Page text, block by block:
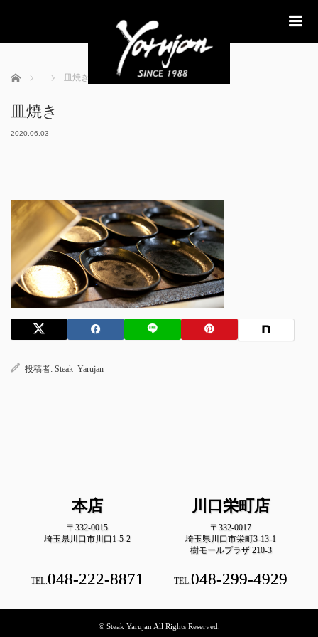
ホーム 皿焼き
皿焼き
2020.06.03
投稿者: Steak_Yarujan
本店
〒332-0015
埼玉県川口市川口1-5-2
TEL. 048-222-8871
川口栄町店
〒332-0017
埼玉県川口市栄町3-13-1
樹モールプラザ 210-3
TEL.048-299-4929
© Steak Yarujan All Rights Reserved.